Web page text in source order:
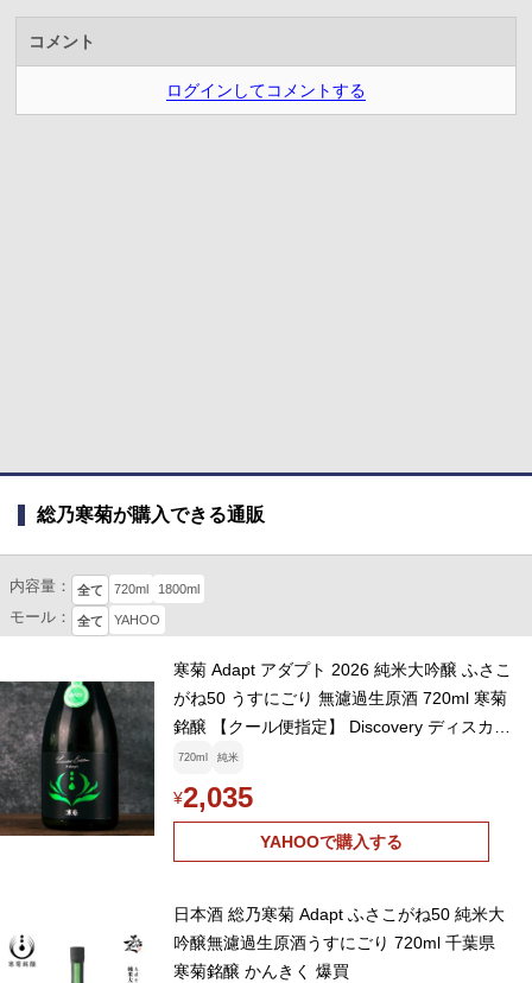
コメント
ログインしてコメントする
総乃寒菊が購入できる通販
内容量： 全て 720ml 1800ml
モール： 全て YAHOO
寒菊 Adapt アダプト 2026 純米大吟醸 ふさこ
がね50 うすにごり 無濾過生原酒 720ml 寒菊
銘醸 【クール便指定】 Discovery ディスカバ
リー 総乃寒菊
720ml 純米
¥2,035
YAHOOで購入する
日本酒 総乃寒菊 Adapt ふさこがね50 純米大
吟醸無濾過生原酒うすにごり 720ml 千葉県
寒菊銘醸 かんきく 爆買